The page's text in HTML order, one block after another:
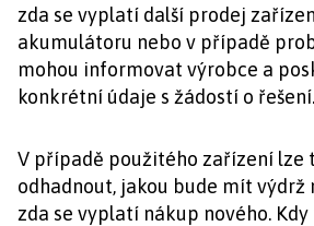
zda se vyplatí další prodej
akumulátoru nebo v případě
mohou informovat výrobce a
konkrétní údaje s žádostí o řešení.
V případě použitého zařízení lze
odhadnout, jakou bude mít výdrž
zda se vyplatí nákup nového.